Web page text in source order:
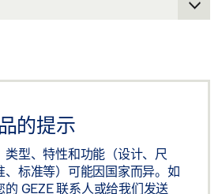
的提示
类型、特性和功能（设计、尺
、标准等）可能因国家而异。如
GEZE 联系人或给我们发送